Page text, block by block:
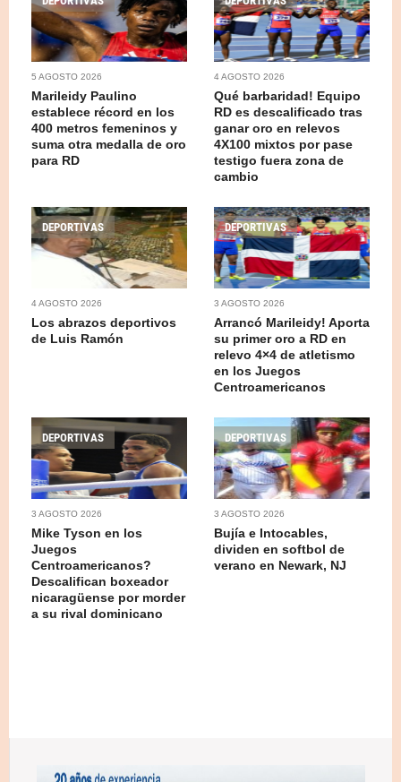
5 AGOSTO 2026
Marileidy Paulino
establece récord en los
400 metros femeninos y
suma otra medalla de oro
para RD
4 AGOSTO 2026
Qué barbaridad! Equipo
RD es descalificado tras
ganar oro en relevos
4X100 mixtos por pase
testigo fuera zona de
cambio
DEPORTIVAS
4 AGOSTO 2026
Los abrazos deportivos
de Luis Ramón
DEPORTIVAS
3 AGOSTO 2026
Arrancó Marileidy! Aporta
su primer oro a RD en
relevo 4×4 de atletismo
en los Juegos
Centroamericanos
DEPORTIVAS
3 AGOSTO 2026
Mike Tyson en los
Juegos
Centroamericanos?
Descalifican boxeador
nicaragüense por morder
a su rival dominicano
DEPORTIVAS
3 AGOSTO 2026
Bujía e Intocables,
dividen en softbol de
verano en Newark, NJ